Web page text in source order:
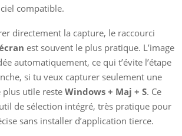
compatible.
directement la capture, le raccourci
est souvent le plus pratique. L’image
automatiquement, ce qui t’évite l’étape
si tu veux capturer seulement une
plus utile reste Windows + Maj + S. Ce
de sélection intégré, très pratique pour
sans installer d’application tierce.